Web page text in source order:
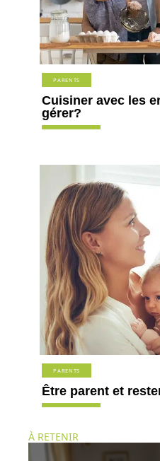
PARENTS
Cuisiner avec les
gérer?
PARENTS
Être parent et
À RETENIR